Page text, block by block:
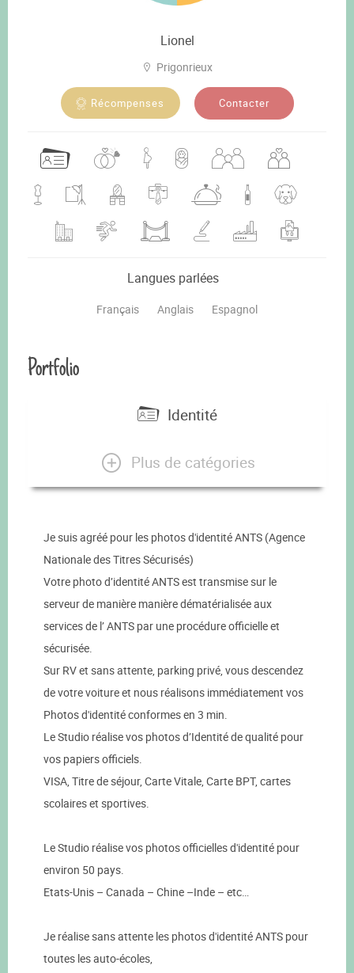
Lionel
Prigonrieux
Récompenses Contacter
Langues parlées
Français Anglais Espagnol
Portfolio
Identité
Plus de catégories
Je suis agréé pour les photos d'identité ANTS (Agence
Nationale des Titres Sécurisés)
Votre photo d’identité ANTS est transmise sur le
serveur de manière manière dématérialisée aux
services de l’ ANTS par une procédure officielle et
sécurisée.
Sur RV et sans attente, parking privé, vous descendez
de votre voiture et nous réalisons immédiatement vos
Photos d'identité conformes en 3 min.
Le Studio réalise vos photos d’Identité de qualité pour
vos papiers officiels.
VISA, Titre de séjour, Carte Vitale, Carte BPT, cartes
scolaires et sportives.
Le Studio réalise vos photos officielles d'identité pour
environ 50 pays.
Etats-Unis – Canada – Chine –Inde – etc…
Je réalise sans attente les photos d'identité ANTS pour
toutes les auto-écoles,